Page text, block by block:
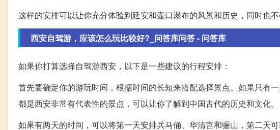
这样的安排可以让你充分体验到延安和壶口瀑布的风景和历史，同时也不
西安自驾游，应该怎么玩比较好?_问答库问答 - 问答库
如果你打算选择自驾游西安，以下是一些建议的行程安排：
首先要确定你的游玩时间，根据时间的长短来搭配选择景点。如果只有
都是西安非常有代表性的景点，可以让你了解到中国古代的历史和文化。
如果有两天的时间，可以将第一天安排兵马俑、华清宫和骊山，第二天